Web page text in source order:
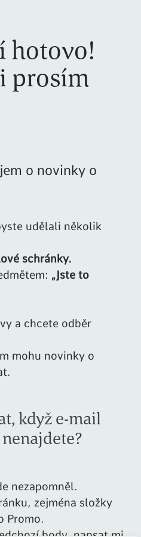
hotovo!
prosím
o novinky o
udělali několik
schránky.
„Jste to
a chcete odběr
mohu novinky o
když e-mail
nezapomněl.
zejména složky
Promo.